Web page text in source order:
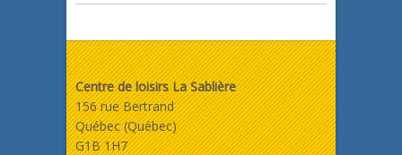
Centre de loisirs La Sablière
156 rue Bertrand
Québec (Québec)
G1B 1H7